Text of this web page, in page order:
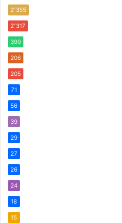
2٬355
2٬317
399
206
205
71
56
39
29
27
26
24
18
15